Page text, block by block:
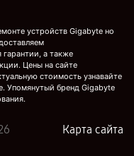
устройств Gigabyte но
гарантии, а также
Цены на сайте
стоимость узнавайте
Упомянутый бренд Gigabyte
Карта сайта